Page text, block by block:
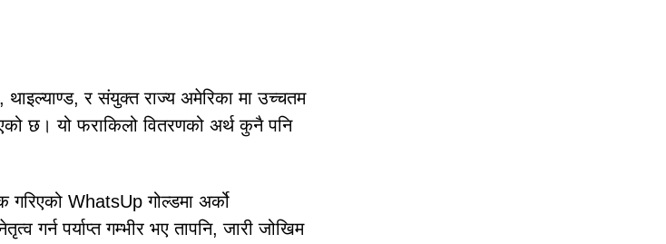
थाइल्याण्ड, र संयुक्त राज्य अमेरिका मा उच्चतम
छ। यो फराकिलो वितरणको अर्थ कुनै पनि
WhatsUp गोल्डमा अर्को
गर्न पर्याप्त गम्भीर भए तापनि, जारी जोखिम